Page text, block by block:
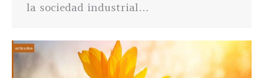
la sociedad industrial…